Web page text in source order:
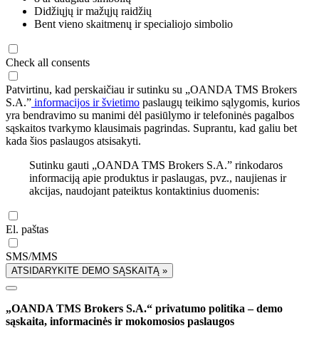
Didžiųjų ir mažųjų raidžių
Bent vieno skaitmenų ir specialiojo simbolio
Check all consents
Patvirtinu, kad perskaičiau ir sutinku su „OANDA TMS Brokers
S.A.” informacijos ir švietimo paslaugų teikimo sąlygomis, kurios
yra bendravimo su manimi dėl pasiūlymo ir telefoninės pagalbos
sąskaitos tvarkymo klausimais pagrindas. Suprantu, kad galiu bet
kada šios paslaugos atsisakyti.
Sutinku gauti „OANDA TMS Brokers S.A.” rinkodaros
informaciją apie produktus ir paslaugas, pvz., naujienas ir
akcijas, naudojant pateiktus kontaktinius duomenis:
El. paštas
SMS/MMS
ATSIDARYKITE DEMO SĄSKAITĄ »
„OANDA TMS Brokers S.A.“ privatumo politika – demo
sąskaita, informacinės ir mokomosios paslaugos